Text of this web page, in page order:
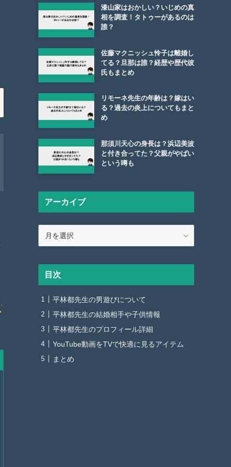
漆山家はおかしい？いじめの真
相を調査！タトゥーがあるのは
誰？
佐藤マクニッシュ怜子は離婚し
てる？旦那は誰？経歴や歴代彼
氏もまとめ
リモーネ先生の年齢は？嫁はい
る？過去の炎上についてもまと
め
那須川天心の身長は？浜辺美波
と付き合ってた？父親がやばい
という噂も
アーカイブ
イ
目次
平林都先生の男遊びについて
平林都先生の結婚相手や子供情報
平林都先生のプロフィール詳細
YouTube動画をTVで快適に見るアイテム
まとめ